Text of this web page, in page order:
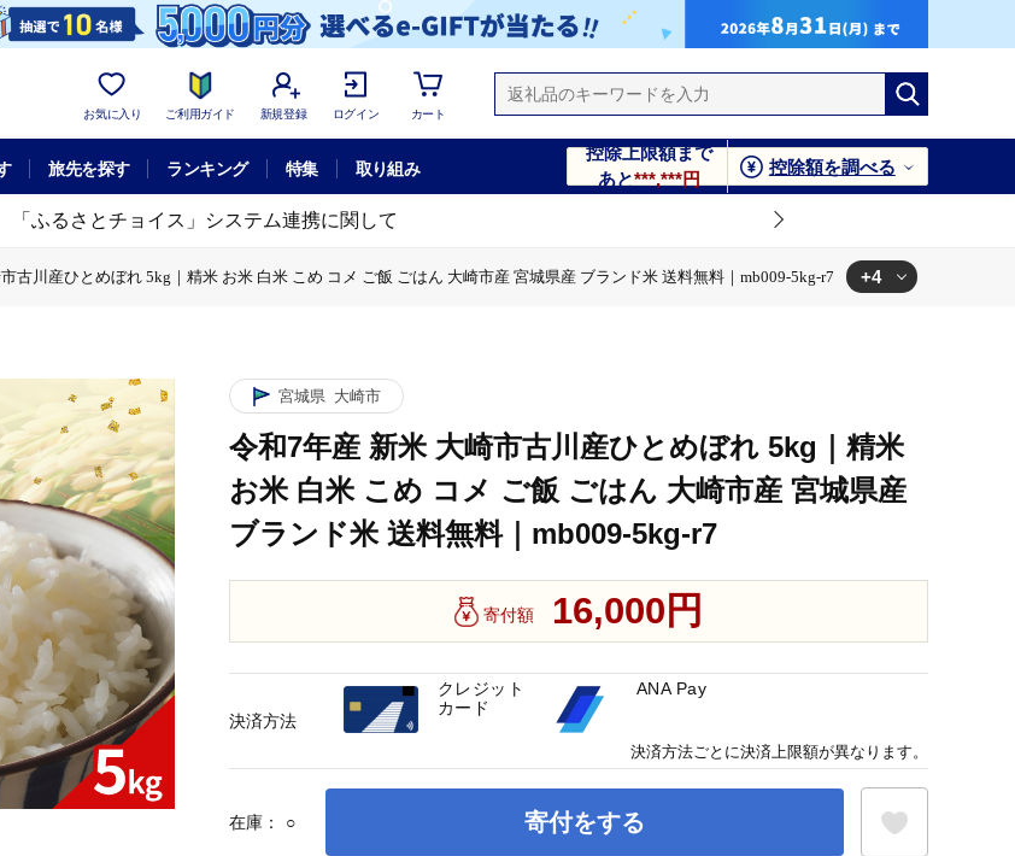
お気に入り ご利用ガイド 新規登録 ログイン カート
旅先を探す ランキング 特集 取り組み
控除上限額まで
あと***,***円
控除額を調べる
「ふるさとチョイス」システム連携に関して
古川産ひとめぼれ 5kg｜精米 お米 白米 こめ コメ ご飯 ごはん 大崎市産 宮城県産 ブランド米 送料無料｜mb009-5kg-r7 +4
宮城県 大崎市
令和7年産 新米 大崎市古川産ひとめぼれ 5kg｜精米
お米 白米 こめ コメ ご飯 ごはん 大崎市産 宮城県産
ブランド米 送料無料｜mb009-5kg-r7
寄付額 16,000円
在庫： ○ 寄付をする
決済方法
クレジット
カード
ANA Pay
決済方法ごとに決済上限額が異なります。